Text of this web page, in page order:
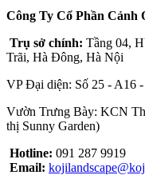
Công Ty Cổ Phần Cảnh
Trụ sở chính: Tầng 04,
Trãi, Hà Đông, Hà Nội
VP Đại diện: Số 25 - A16
Vườn Trưng Bày: KCN
thị Sunny Garden)
Hotline: 091 287 9919
Email: